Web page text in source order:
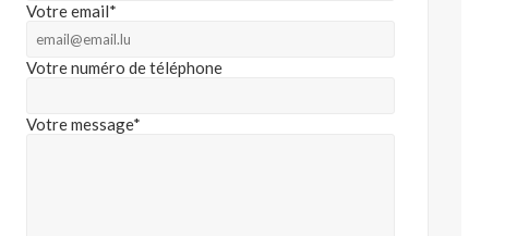
Votre email*
Votre numéro de téléphone
Votre message*